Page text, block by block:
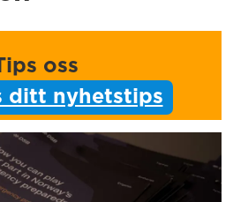
oss
ditt nyhetstips